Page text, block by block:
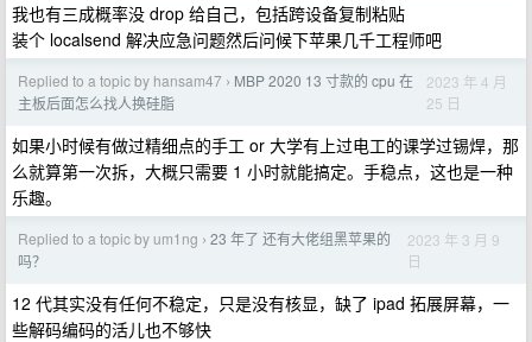
我也有三成概率没 drop 给自己，包括跨设备复制粘贴
装个 localsend 解决应急问题然后问候下苹果几千工程师吧
Replied to a topic by hansam47 › MBP 2020 13 寸款的 cpu 在
主板后面怎么找人换硅脂
2023 年 4 月
25 日
如果小时候有做过精细点的手工 or 大学有上过电工的课学过锡焊，那
么就算第一次拆，大概只需要 1 小时就能搞定。手稳点，这也是一种
乐趣。
Replied to a topic by um1ng › 23 年了 还有大佬组黑苹果的
吗？
2023 年 3 月 9
日
12 代其实没有任何不稳定，只是没有核显，缺了 ipad 拓展屏幕，一
些解码编码的活儿也不够快